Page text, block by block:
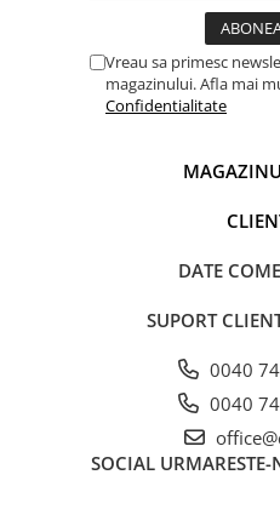
Vreau sa primesc
magazinului. Afla mai
Confidentialitate
DATE
SUPORT
0040
0040
SOCIAL